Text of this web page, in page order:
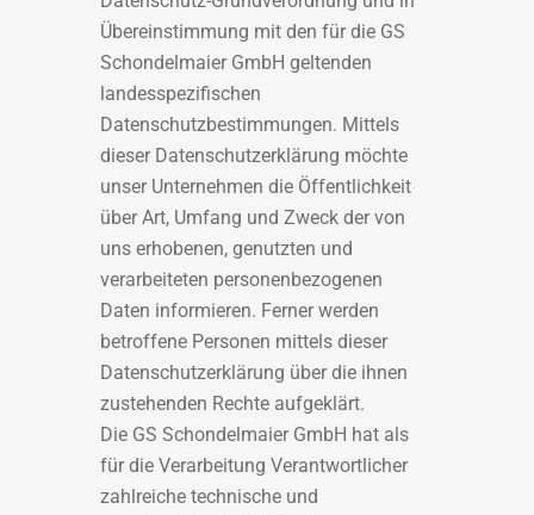
Übereinstimmung mit den für die GS
Schondelmaier GmbH geltenden
landesspezifischen
Datenschutzbestimmungen. Mittels
dieser Datenschutzerklärung möchte
unser Unternehmen die Öffentlichkeit
über Art, Umfang und Zweck der von
uns erhobenen, genutzten und
verarbeiteten personenbezogenen
Daten informieren. Ferner werden
betroffene Personen mittels dieser
Datenschutzerklärung über die ihnen
zustehenden Rechte aufgeklärt.
Die GS Schondelmaier GmbH hat als
für die Verarbeitung Verantwortlicher
zahlreiche technische und